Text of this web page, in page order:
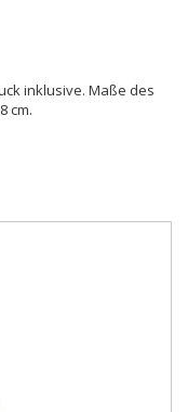
inklusive. Maße des
cm.